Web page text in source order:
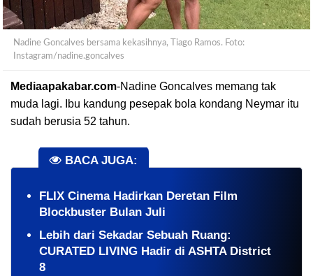
Nadine Goncalves bersama kekasihnya, Tiago Ramos. Foto:
Instagram/nadine.goncalves
Mediaapakabar.com-Nadine Goncalves memang tak
muda lagi. Ibu kandung pesepak bola kondang Neymar itu
sudah berusia 52 tahun.
BACA JUGA:
FLIX Cinema Hadirkan Deretan Film
Blockbuster Bulan Juli
Lebih dari Sekadar Sebuah Ruang:
CURATED LIVING Hadir di ASHTA District
8